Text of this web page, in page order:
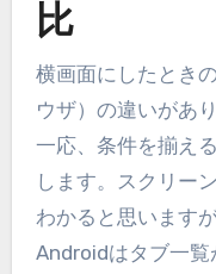
比
横画面にしたとき
ウザ）の違いがあり
一応、条件を揃え
します。スクリー
わかると思います
Androidはタブ一覧